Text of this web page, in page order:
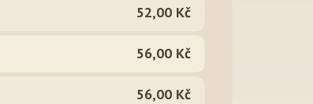
52,00 Kč
56,00 Kč
56,00 Kč